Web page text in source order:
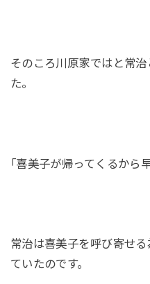
そのころ川原家ではと常
た。
｢喜美子が帰ってくるから
常治は喜美子を呼び寄せ
ていたのです。